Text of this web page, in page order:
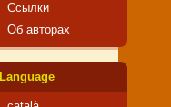
Ссылки
Об авторах
Language